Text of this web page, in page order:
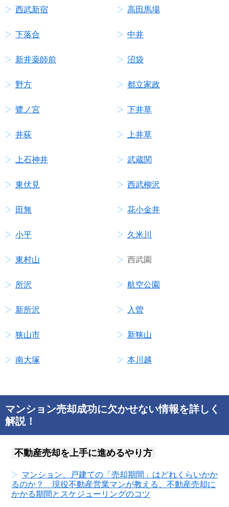
西武新宿 高田馬場
下落合 中井
新井薬師前 沼袋
野方 都立家政
鷺ノ宮 下井草
井荻 上井草
上石神井 武蔵関
東伏見 西武柳沢
田無 花小金井
小平 久米川
東村山 西武園
所沢 航空公園
新所沢 入曽
狭山市 新狭山
南大塚 本川越
マンション売却成功に欠かせない情報を詳しく
解説！
不動産売却を上手に進めるやり方
マンション、戸建ての「売却期間」はどれくらいかか
るのか？ 現役不動産営業マンが教える、不動産売却に
かかる期間とスケジューリングのコツ